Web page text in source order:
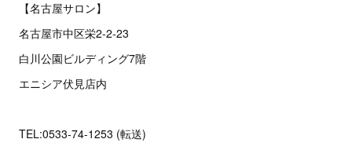
【名古屋サロン】
名古屋市中区栄2‐2‐23
白川公園ビルディング7階
エニシア伏見店内
TEL:0533-74-1253 (転送)